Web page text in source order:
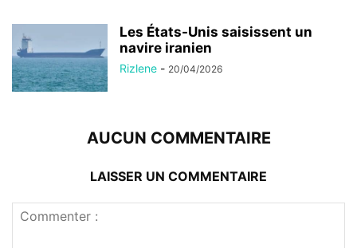
Les États-Unis saisissent un
navire iranien
Rizlene - 20/04/2026
AUCUN COMMENTAIRE
LAISSER UN COMMENTAIRE